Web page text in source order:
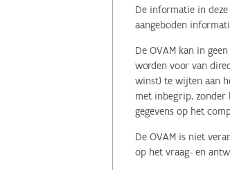
De informatie in
aangeboden
De OVAM kan in
worden voor van
winst) te wijten aan
met inbegrip, zonder
gegevens op het
De OVAM is niet
op het vraag- en